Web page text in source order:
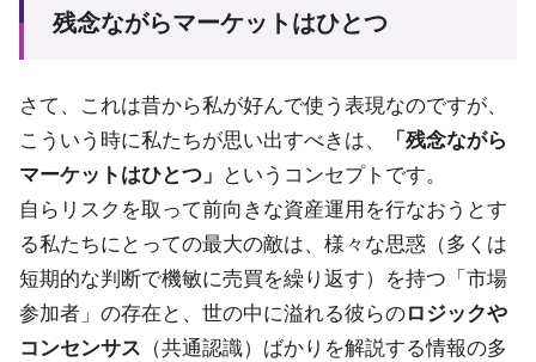
残念ながらマーケットはひとつ
さて、これは昔から私が好んで使う表現なのですが、
こういう時に私たちが思い出すべきは、
「残念ながら
マーケットはひとつ」
というコンセプトです。
自らリスクを取って前向きな資産運用を行なおうとす
る私たちにとっての最大の敵は、様々な思惑（多くは
短期的な判断で機敏に売買を繰り返す）を持つ「市場
参加者」の存在と、世の中に溢れる彼らのロジックや
コンセンサス （共通認識）ばかりを解説する情報の多